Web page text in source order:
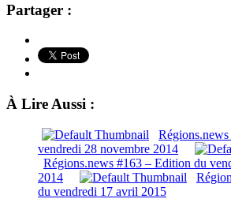
Partager :
À Lire Aussi :
vendredi 28 novembre 2014
Régions.news #163 – Edition du
2014
du vendredi 17 avril 2015